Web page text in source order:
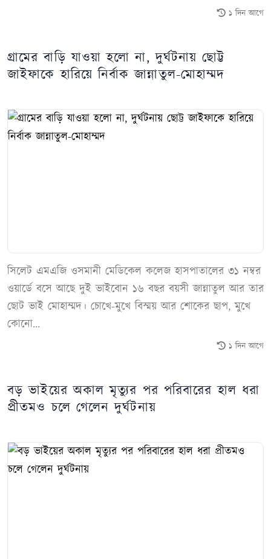
১ দিন আগে
গ্রামের বাড়ি যাওয়া হলো না, দুর্ঘটনায় ছোট্ট
জাইফাকে হারিয়ে নির্বাক জান্নাতুল-মোহাম্মদ
সিলেট এমএজি ওসমানী মেডিকেল কলেজ হাসপাতালের ৩১ নম্বর
ওয়ার্ডে বসে আছে দুই ভাইবোন ১৬ বছর বয়সী জান্নাতুল আর তার
ছোট ভাই মোহাম্মদ। চোখে-মুখে বিস্ময় আর শোকের ছাপ, মুখে
কোনো...
১ দিন আগে
বড় ভাইয়ের অকাল মৃত্যুর পর পরিবারের হাল ধরা
প্রীতমও চলে গেলেন দুর্ঘটনায়